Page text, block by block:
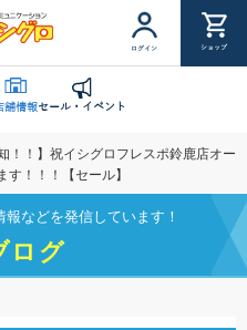
ログイン ショップ
舗情報セール・イベント
知！！】祝イシグロフレスポ鈴鹿店オー
！！！【セール】
などを発信しています！
ログ